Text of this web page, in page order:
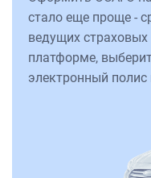
стало еще проще -
ведущих
платформе,
электронный полис